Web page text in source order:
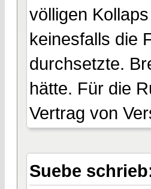
völligen
keinesfalls die
durchsetzte.
hätte. Für die
Vertrag von
Suebe